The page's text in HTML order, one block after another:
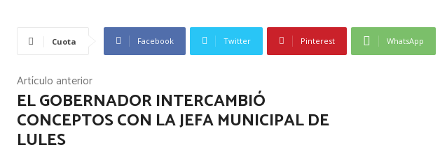
Cuota Facebook Twitter Pinterest WhatsApp
Artículo anterior
EL GOBERNADOR INTERCAMBIÓ
CONCEPTOS CON LA JEFA MUNICIPAL DE
LULES